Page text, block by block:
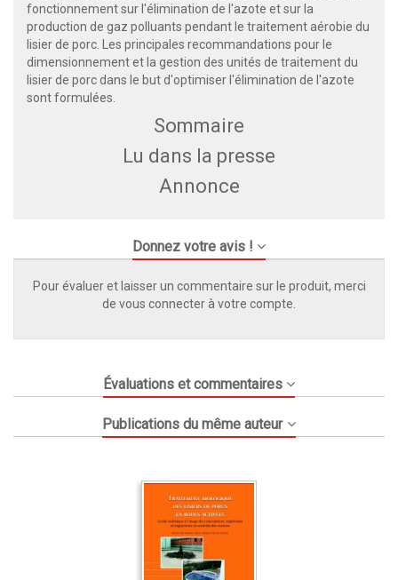
fonctionnement sur l'élimination de l'azote et sur la
production de gaz polluants pendant le traitement aérobie du
lisier de porc. Les principales recommandations pour le
dimensionnement et la gestion des unités de traitement du
lisier de porc dans le but d'optimiser l'élimination de l'azote
sont formulées.
Sommaire
Lu dans la presse
Annonce
Donnez votre avis !
Pour évaluer et laisser un commentaire sur le produit, merci
de vous connecter à votre compte.
Évaluations et commentaires
Publications du même auteur